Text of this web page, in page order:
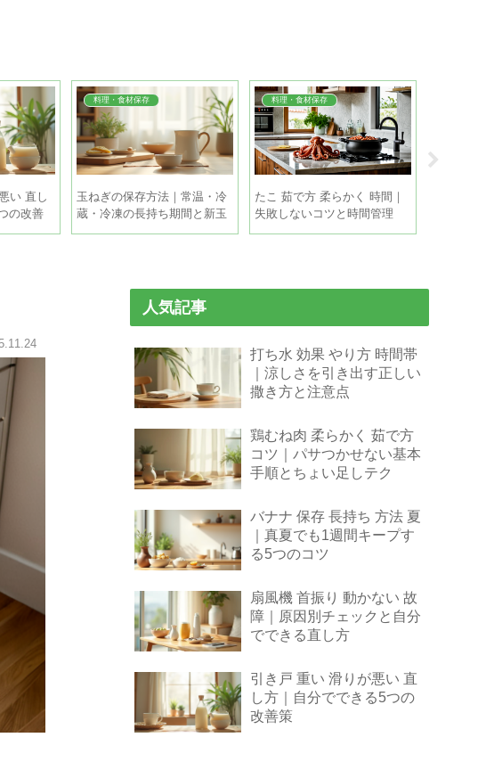
い 直し
の改善
料理・食材保存
玉ねぎの保存方法｜常温・冷
蔵・冷凍の長持ち期間と新玉
ねぎの違い
料理・食材保存
たこ 茹で方 柔らかく 時間｜
失敗しないコツと時間管理
人気記事
打ち水 効果 やり方 時間帯
｜涼しさを引き出す正しい
撒き方と注意点
鶏むね肉 柔らかく 茹で方
コツ｜パサつかせない基本
手順とちょい足しテク
バナナ 保存 長持ち 方法 夏
｜真夏でも1週間キープす
る5つのコツ
扇風機 首振り 動かない 故
障｜原因別チェックと自分
でできる直し方
引き戸 重い 滑りが悪い 直
し方｜自分でできる5つの
改善策